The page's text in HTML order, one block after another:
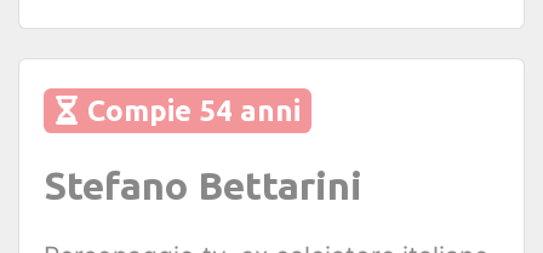
Compie 54 anni
Stefano Bettarini